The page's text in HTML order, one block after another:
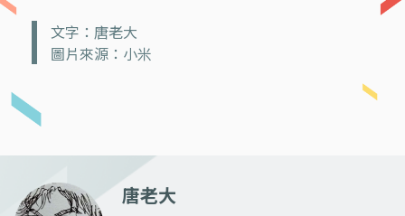
文字：唐老大
圖片來源：小米
唐老大